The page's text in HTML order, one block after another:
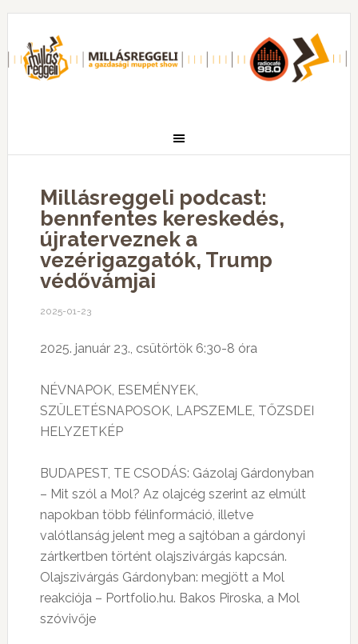
Millásreggeli podcast:
bennfentes kereskedés,
újraterveznek a
vezérigazgatók, Trump
védővámjai
2025-01-23
2025. január 23., csütörtök 6:30-8 óra
NÉVNAPOK, ESEMÉNYEK,
SZÜLETÉSNAPOSOK, LAPSZEMLE, TŐZSDEI
HELYZETKÉP
BUDAPEST, TE CSODÁS: Gázolaj Gárdonyban
– Mit szól a Mol? Az olajcég szerint az elmúlt
napokban több félinformáció, illetve
valótlanság jelent meg a sajtóban a gárdonyi
zártkertben történt olajszivárgás kapcsán.
Olajszivárgás Gárdonyban: megjött a Mol
reakciója – Portfolio.hu. Bakos Piroska, a Mol
szóvivője